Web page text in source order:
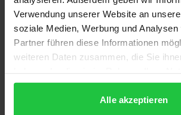
Verwendung unserer Website an
soziale Medien, Werbung und
Partner führen diese Informationen
weiteren Daten zusammen, die Sie
gesammelt haben.
Alle akzeptieren
Bestandteil des religiösen Lebens.
die Forschung vermehrt
Quellen des Heiligenkultes
häufig die liturgische Realität dieser
hingegen werden bewusst die
von Heiligen - die ‚Hagiopraxis’ -